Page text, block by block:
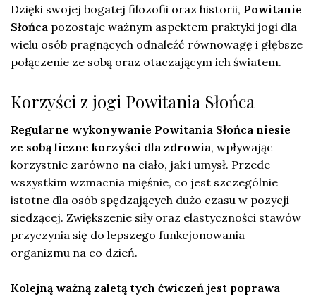
Dzięki swojej bogatej filozofii oraz historii, Powitanie
Słońca pozostaje ważnym aspektem praktyki jogi dla
wielu osób pragnących odnaleźć równowagę i głębsze
połączenie ze sobą oraz otaczającym ich światem.
Korzyści z jogi Powitania Słońca
Regularne wykonywanie Powitania Słońca niesie
ze sobą liczne korzyści dla zdrowia, wpływając
korzystnie zarówno na ciało, jak i umysł. Przede
wszystkim wzmacnia mięśnie, co jest szczególnie
istotne dla osób spędzających dużo czasu w pozycji
siedzącej. Zwiększenie siły oraz elastyczności stawów
przyczynia się do lepszego funkcjonowania
organizmu na co dzień.
Kolejną ważną zaletą tych ćwiczeń jest poprawa